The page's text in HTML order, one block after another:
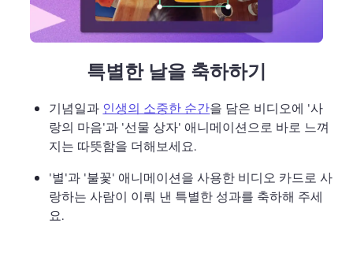
특별한 날을 축하하기
기념일과 인생의 소중한 순간을 담은 비디오에 '사
랑의 마음'과 '선물 상자' 애니메이션으로 바로 느껴
지는 따뜻함을 더해보세요.
'별'과 '불꽃' 애니메이션을 사용한 비디오 카드로 사
랑하는 사람이 이뤄 낸 특별한 성과를 축하해 주세
요.